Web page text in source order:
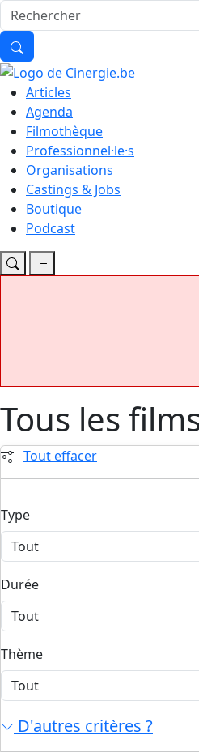
Articles
Agenda
Filmothèque
Professionnel·le·s
Organisations
Castings & Jobs
Boutique
Podcast
Tous les
Tout effacer
Type
Durée
Thème
D'autres critères ?